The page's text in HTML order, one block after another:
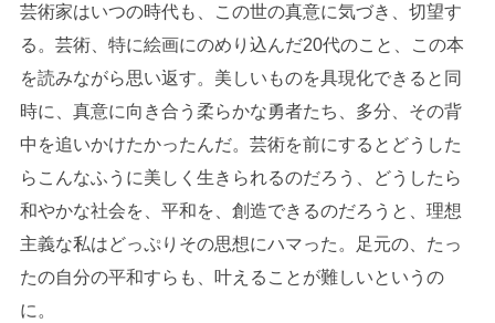
芸術家はいつの時代も、この世の真意に気づき、切望す
る。芸術、特に絵画にのめり込んだ20代のこと、この本
を読みながら思い返す。美しいものを具現化できると同
時に、真意に向き合う柔らかな勇者たち、多分、その背
中を追いかけたかったんだ。芸術を前にするとどうした
らこんなふうに美しく生きられるのだろう、どうしたら
和やかな社会を、平和を、創造できるのだろうと、理想
主義な私はどっぷりその思想にハマった。足元の、たっ
たの自分の平和すらも、叶えることが難しいというの
に。